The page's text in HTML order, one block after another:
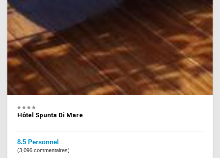
Hôtel Spunta Di Mare
8.5 Personnel
(3,096 commentaires)